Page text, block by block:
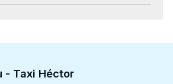
- Taxi Héctor